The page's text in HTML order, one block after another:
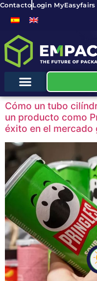
ContactoLogin MyEasyfairs
Cómo un tubo
un producto como
éxito en el mercado